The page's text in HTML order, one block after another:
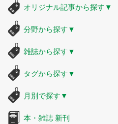
オリジナル記事から探す ▼
分野から探す ▼
雑誌から探す ▼
タグから探す ▼
月別で探す ▼
本・雑誌 新刊